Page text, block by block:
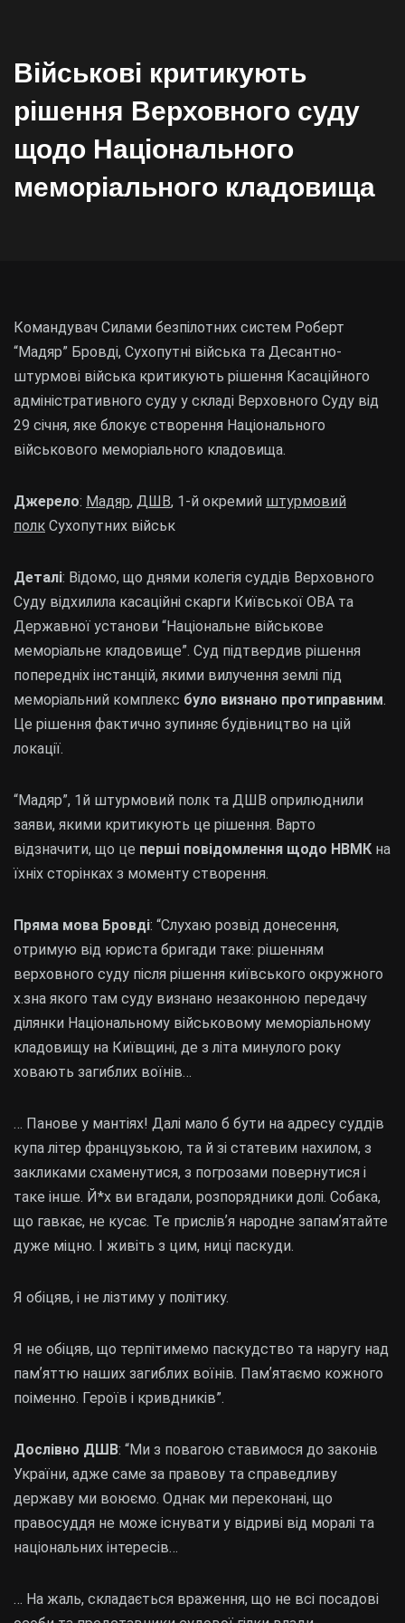
Військові критикують
рішення Верховного суду
щодо Національного
меморіального кладовища
Командувач Силами безпілотних систем Роберт
“Мадяр” Бровді, Сухопутні війська та Десантно-
штурмові війська критикують рішення Касаційного
адміністративного суду у складі Верховного Суду від
29 січня, яке блокує створення Національного
військового меморіального кладовища.
Джерело: Мадяр, ДШВ, 1-й окремий штурмовий
полк Сухопутних військ
Деталі: Відомо, що днями колегія суддів Верховного
Суду відхилила касаційні скарги Київської ОВА та
Державної установи “Національне військове
меморіальне кладовище”. Суд підтвердив рішення
попередніх інстанцій, якими вилучення землі під
меморіальний комплекс було визнано протиправним.
Це рішення фактично зупиняє будівництво на цій
локації.
“Мадяр”, 1й штурмовий полк та ДШВ оприлюднили
заяви, якими критикують це рішення. Варто
відзначити, що це перші повідомлення щодо НВМК на
їхніх сторінках з моменту створення.
Пряма мова Бровді: “Слухаю розвід донесення,
отримую від юриста бригади таке: рішенням
верховного суду після рішення київського окружного
х.зна якого там суду визнано незаконною передачу
ділянки Національному військовому меморіальному
кладовищу на Київщині, де з літа минулого року
ховають загиблих воїнів…
… Панове у мантіях! Далі мало б бути на адресу суддів
купа літер французькою, та й зі статевим нахилом, з
закликами схаменутися, з погрозами повернутися і
таке інше. Й*х ви вгадали, розпорядники долі. Собака,
що гавкає, не кусає. Те прислівʼя народне запамʼятайте
дуже міцно. І живіть з цим, ниці паскуди.
Я обіцяв, і не лізтиму у політику.
Я не обіцяв, що терпітимемо паскудство та наругу над
памʼяттю наших загиблих воїнів. Памʼятаємо кожного
поіменно. Героїв і кривдників”.
Дослівно ДШВ: “Ми з повагою ставимося до законів
України, адже саме за правову та справедливу
державу ми воюємо. Однак ми переконані, що
правосуддя не може існувати у відриві від моралі та
національних інтересів…
… ​На жаль, складається враження, що не всі посадові